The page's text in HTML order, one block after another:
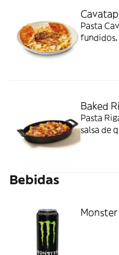
Pasta
fundidos,
Baked
Pasta
salsa de
Bebidas